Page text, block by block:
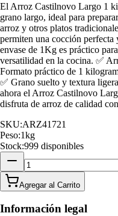
El Arroz Castilnovo Largo 1
grano largo, ideal para
arroz y otros platos
permiten una cocción perfecta
envase de 1Kg es práctico
versatilidad en la cocina. ✅
Formato práctico de 1
✅ Grano suelto y textura
ahora el Arroz Castilnovo
disfruta de arroz de calidad
SKU:ARZ41721
Peso:1kg
Stock:999 disponibles
Agregar al Carrito
Información legal